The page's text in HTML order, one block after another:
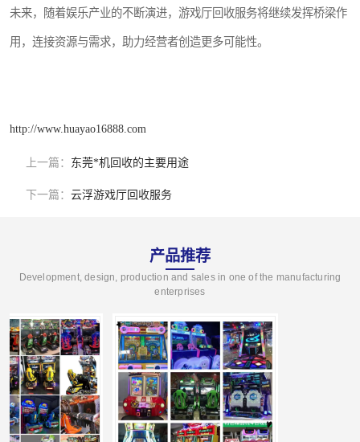
未来，随着娱乐产业的不断演进，游戏厅回收服务将继续发挥桥梁作
用，连接资源与需求，助力经营者创造更多可能性。
http://www.huayao16888.com
上一篇： 东莞*机回收的主要用途
下一篇： 云浮游戏厅回收服务
产品推荐
Development, design, production and sales in one of the manufacturing
enterprises